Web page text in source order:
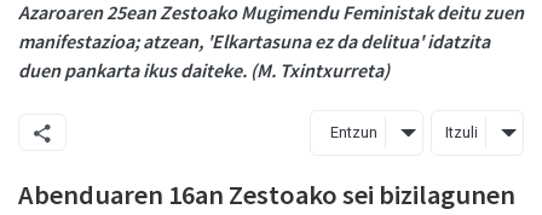
Azaroaren 25ean Zestoako Mugimendu Feministak deitu zuen
manifestazioa; atzean, 'Elkartasuna ez da delitua' idatzita
duen pankarta ikus daiteke. (M. Txintxurreta)
Entzun Itzuli
Abenduaren 16an Zestoako sei bizilagunen